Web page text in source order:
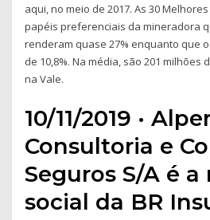
aqui, no meio de 2017. As 30
papéis preferenciais da mineradora
renderam quase 27% enquanto que
de 10,8%. Na média, são 201
na Vale.
10/11/2019 ·
Consultoria e
Seguros S/A é a
social da BR